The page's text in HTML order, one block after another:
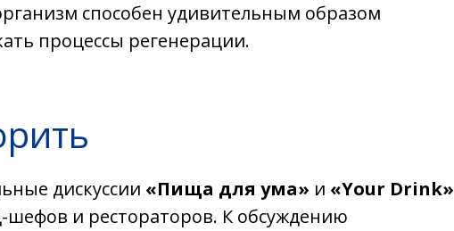
способен удивительным образом
процессы регенерации.
дискуссии «Пища для ума» и «Your Drink»
шефов и рестораторов. К обсуждению